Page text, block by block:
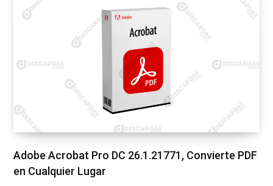
Adobe Acrobat Pro DC 26.1.21771, Convierte PDF
en Cualquier Lugar